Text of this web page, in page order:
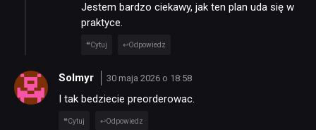
Jestem bardzo ciekawy, jak ten plan uda się w
praktyce.
Cytuj Odpowiedz
Solmyr 30 maja 2026 o 18:58
I tak bedziecie preorderowac.
Cytuj Odpowiedz